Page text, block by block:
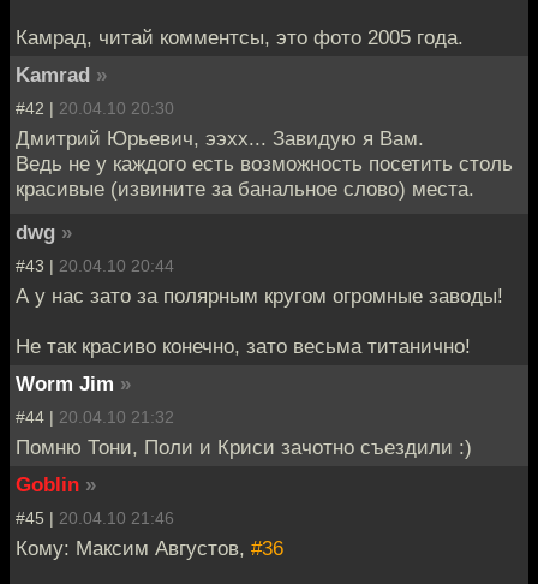
Камрад, читай комментсы, это фото 2005 года.
Kаmrаd »
#42 | 20.04.10 20:30
Дмитрий Юрьевич, ээхх... Завидую я Вам.
Ведь не у каждого есть возможность посетить столь
красивые (извините за банальное слово) места.
dwg »
#43 | 20.04.10 20:44
А у нас зато за полярным кругом огромные заводы!
Не так красиво конечно, зато весьма титанично!
Worm Jim »
#44 | 20.04.10 21:32
Помню Тони, Поли и Криси зачотно съездили :)
Goblin »
#45 | 20.04.10 21:46
Кому: Максим Августов, #36